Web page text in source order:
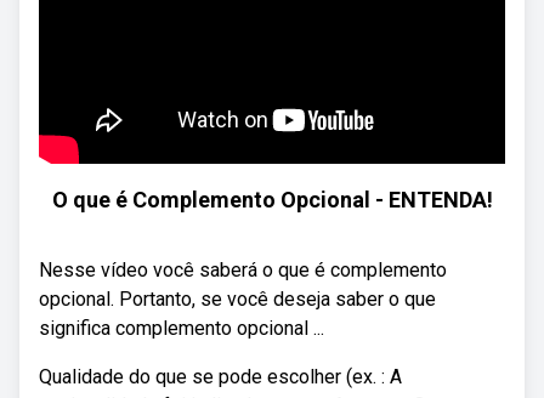
O que é Complemento Opcional - ENTENDA!
Nesse vídeo você saberá o que é complemento
opcional. Portanto, se você deseja saber o que
significa complemento opcional ...
Qualidade do que se pode escolher (ex. : A